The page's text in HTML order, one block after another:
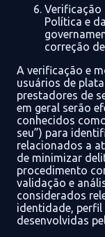
Verificação
Política e
correção
A verificação e
usuários de
prestadores de
em geral serão
conhecidos
seu”) para
relacionados a
de minimizar
procedimento
validação e
considerados
identidade,
desenvolvidas